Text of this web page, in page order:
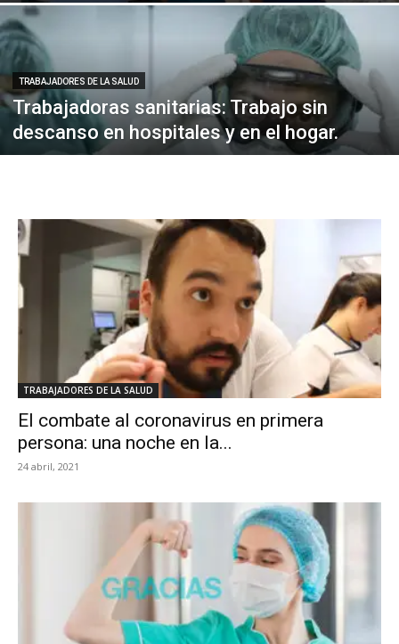
TRABAJADORES DE LA SALUD
Trabajadoras sanitarias: Trabajo sin
descanso en hospitales y en el hogar.
TRABAJADORES DE LA SALUD
El combate al coronavirus en primera
persona: una noche en la...
24 abril, 2021